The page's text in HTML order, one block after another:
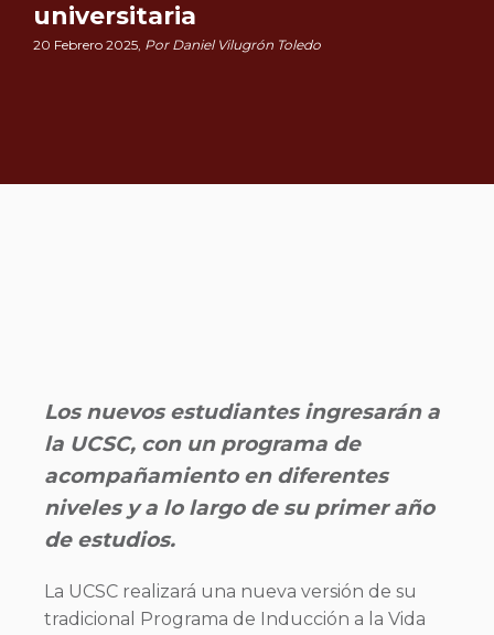
universitaria
20 Febrero 2025, Por Daniel Vilugrón Toledo
Los nuevos estudiantes ingresarán a
la UCSC, con un programa de
acompañamiento en diferentes
niveles y a lo largo de su primer año
de estudios.
La UCSC realizará una nueva versión de su
tradicional Programa de Inducción a la Vida